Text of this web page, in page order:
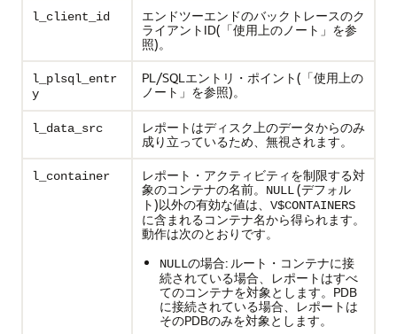
l_client_id
エンドツーエンドのバックトレースのク
ライアントID(「使用上のノート」を参
照)。
l_plsql_entr
y
PL/SQLエントリ・ポイント(「使用上の
ノート」を参照)。
l_data_src
レポートはディスク上のデータからのみ
成り立っているため、無視されます。
l_container
レポート・アクティビティを制限する対
象のコンテナの名前。
NULL(デフォル
ト)以外の有効な値は、 V$CONTAINERS
に含まれるコンテナ名から得られます。
動作は次のとおりです。
NULLの場合: ルート・コンテナに接
続されている場合、レポートはすべ
てのコンテナを対象とします。PDB
に接続されている場合、レポートは
そのPDBのみを対象とします。